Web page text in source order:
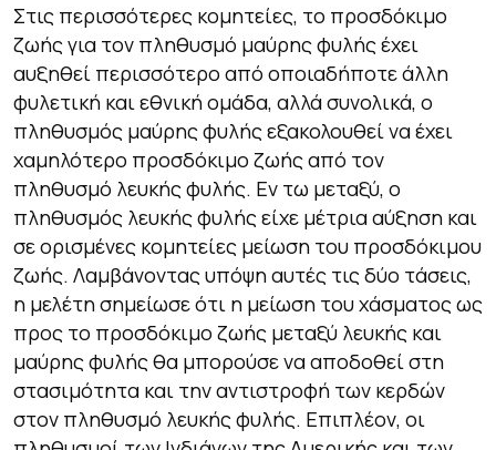
Στις περισσότερες κομητείες, το προσδόκιμο
ζωής για τον πληθυσμό μαύρης φυλής έχει
αυξηθεί περισσότερο από οποιαδήποτε άλλη
φυλετική και εθνική ομάδα, αλλά συνολικά, ο
πληθυσμός μαύρης φυλής εξακολουθεί να έχει
χαμηλότερο προσδόκιμο ζωής από τον
πληθυσμό λευκής φυλής. Εν τω μεταξύ, ο
πληθυσμός λευκής φυλής είχε μέτρια αύξηση και
σε ορισμένες κομητείες μείωση του προσδόκιμου
ζωής. Λαμβάνοντας υπόψη αυτές τις δύο τάσεις,
η μελέτη σημείωσε ότι η μείωση του χάσματος ως
προς το προσδόκιμο ζωής μεταξύ λευκής και
μαύρης φυλής θα μπορούσε να αποδοθεί στη
στασιμότητα και την αντιστροφή των κερδών
στον πληθυσμό λευκής φυλής. Επιπλέον, οι